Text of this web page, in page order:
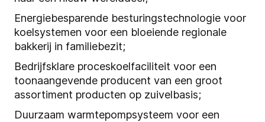
Energiebesparende besturingstechnologie voor
koelsystemen voor een bloeiende regionale
bakkerij in familiebezit;
Bedrijfsklare proceskoelfaciliteit voor een
toonaangevende producent van een groot
assortiment producten op zuivelbasis;
Duurzaam warmtepompsysteem voor een